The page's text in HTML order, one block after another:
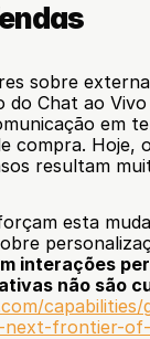
sobre
Chat ao
em
compra. Hoje,
resultam
esta
interações
não são
frontier-